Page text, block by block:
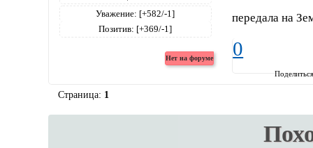
Уважение: [+582/-1]
Позитив: [+369/-1]
передала на
0
Страница: 1